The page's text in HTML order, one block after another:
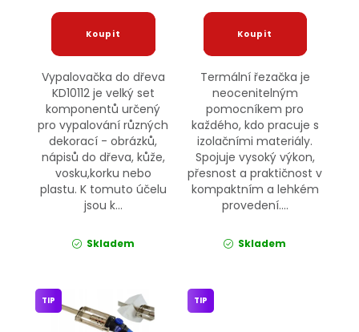
Vypalovačka do dřeva
KD10112 je velký set
komponentů určený
pro vypalování různých
dekorací - obrázků,
nápisů do dřeva, kůže,
vosku,korku nebo
plastu. K tomuto účelu
jsou k...
Skladem
Termální řezačka je
neocenitelným
pomocníkem pro
každého, kdo pracuje s
izolačními materiály.
Spojuje vysoký výkon,
přesnost a praktičnost v
kompaktním a lehkém
provedení....
Skladem
TIP TIP